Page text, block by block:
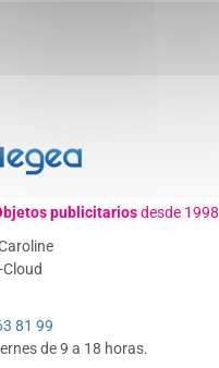
publicitariosdesde 1998
81 99
de 9 a 18 horas.